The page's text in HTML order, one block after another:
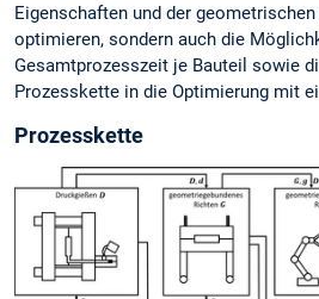
Eigenschaften und der
optimieren, sondern auch die
Gesamtprozesszeit je Bauteil sowie
Prozesskette in die Optimierung mit
Prozesskette